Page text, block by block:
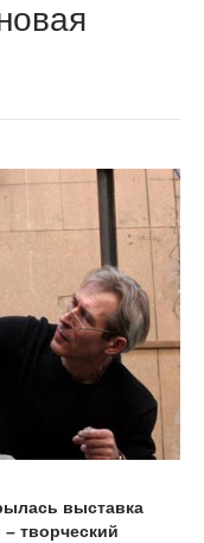
выставка
творческий